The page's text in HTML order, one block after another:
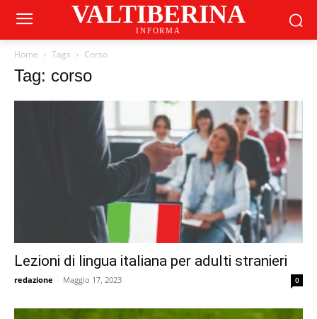
VALTIBERINA
INFORMA
Home Tags Corso
Tag: corso
Lezioni di lingua italiana per adulti stranieri
redazione - Maggio 17, 2023 0